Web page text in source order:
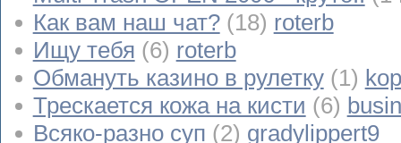
Как вам наш чат? (18) roterb
Ищу тебя (6) roterb
Обмануть казино в рулетку (1)
Трескается кожа на кисти (6)
Всяко-разно суп (2) gradylippert9